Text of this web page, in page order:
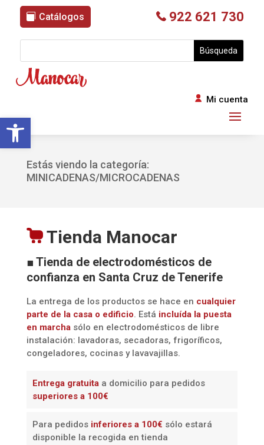
Abrir barra de herramientas
Catálogos 922 621 730
Mi cuenta
Estás viendo la categoría:
MINICADENAS/MICROCADENAS
Tienda Manocar
■ Tienda de electrodomésticos de
confianza en Santa Cruz de Tenerife
La entrega de los productos se hace en cualquier
parte de la casa o edificio. Está incluída la puesta
en marchasólo en electrodomésticos de libre
instalación: lavadoras, secadoras, frigoríficos,
congeladores, cocinas y lavavajillas.
Entrega gratuitaa domicilio para pedidos
superiores a 100€
Para pedidos inferiores a 100€ sólo estará
disponible la recogida en tienda